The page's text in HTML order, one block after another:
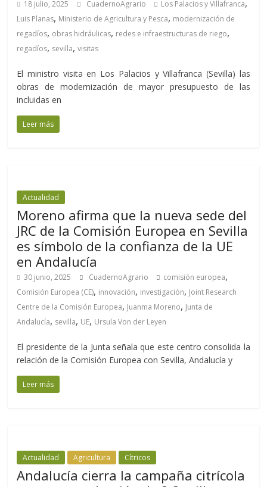
18 julio, 2025 CuadernoAgrario Los Palacios y Villafranca,
Luis Planas, Ministerio de Agricultura y Pesca, modernización de
regadíos, obras hidráulicas, redes e infraestructuras de riego,
regadíos, sevilla,visitas
El ministro visita en Los Palacios y Villafranca (Sevilla) las
obras de modernización de mayor presupuesto de las
incluidas en
Leer más
Actualidad
Moreno afirma que la nueva sede del
JRC de la Comisión Europea en Sevilla
es símbolo de la confianza de la UE
en Andalucía
30 junio, 2025 CuadernoAgrario comisión europea,
Comisión Europea (CE), innovación, investigación, Joint Research
Centre de la Comisión Europea, Juanma Moreno, Junta de
Andalucía, sevilla, UE, Ursula Von der Leyen
El presidente de la Junta señala que este centro consolida la
relación de la Comisión Europea con Sevilla, Andalucía y
Leer más
Actualidad Agricultura Cítricos
Andalucía cierra la campaña citrícola